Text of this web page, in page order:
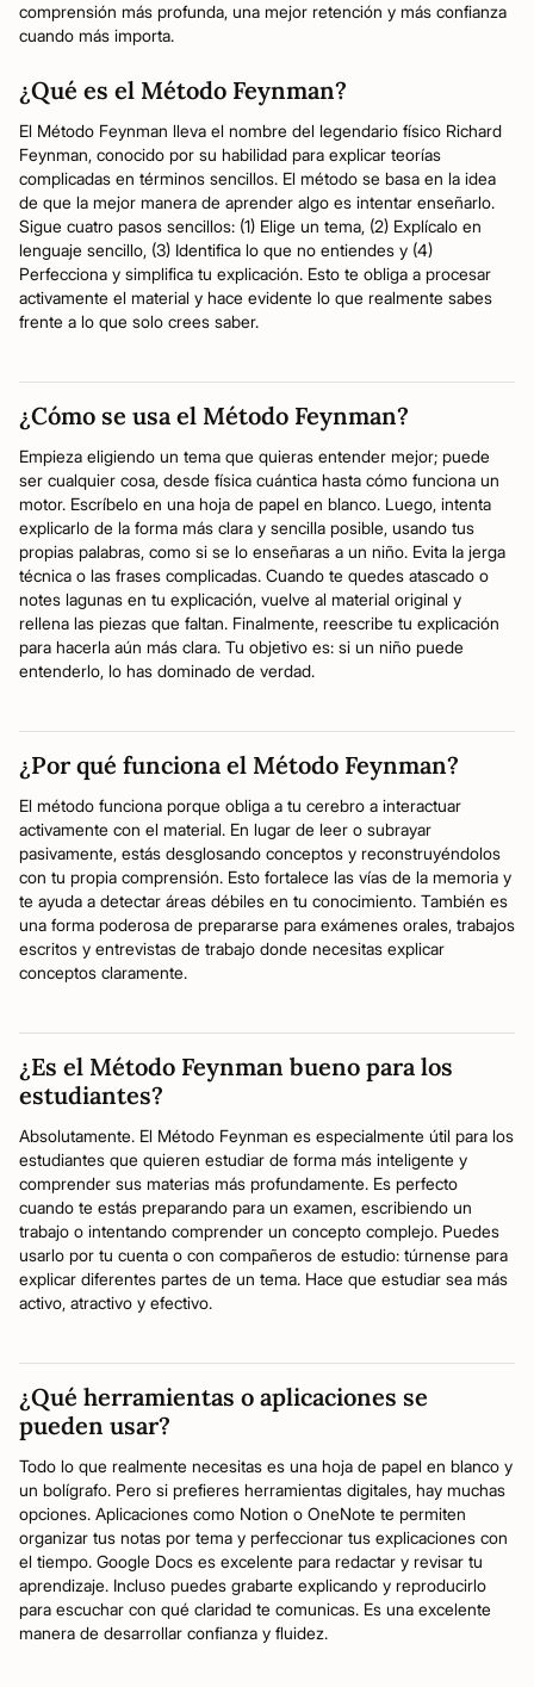
comprensión más profunda, una mejor retención y más confianza
cuando más importa.
¿Qué es el Método Feynman?
El Método Feynman lleva el nombre del legendario físico Richard
Feynman, conocido por su habilidad para explicar teorías
complicadas en términos sencillos. El método se basa en la idea
de que la mejor manera de aprender algo es intentar enseñarlo.
Sigue cuatro pasos sencillos: (1) Elige un tema, (2) Explícalo en
lenguaje sencillo, (3) Identifica lo que no entiendes y (4)
Perfecciona y simplifica tu explicación. Esto te obliga a procesar
activamente el material y hace evidente lo que realmente sabes
frente a lo que solo crees saber.
¿Cómo se usa el Método Feynman?
Empieza eligiendo un tema que quieras entender mejor; puede
ser cualquier cosa, desde física cuántica hasta cómo funciona un
motor. Escríbelo en una hoja de papel en blanco. Luego, intenta
explicarlo de la forma más clara y sencilla posible, usando tus
propias palabras, como si se lo enseñaras a un niño. Evita la jerga
técnica o las frases complicadas. Cuando te quedes atascado o
notes lagunas en tu explicación, vuelve al material original y
rellena las piezas que faltan. Finalmente, reescribe tu explicación
para hacerla aún más clara. Tu objetivo es: si un niño puede
entenderlo, lo has dominado de verdad.
¿Por qué funciona el Método Feynman?
El método funciona porque obliga a tu cerebro a interactuar
activamente con el material. En lugar de leer o subrayar
pasivamente, estás desglosando conceptos y reconstruyéndolos
con tu propia comprensión. Esto fortalece las vías de la memoria y
te ayuda a detectar áreas débiles en tu conocimiento. También es
una forma poderosa de prepararse para exámenes orales, trabajos
escritos y entrevistas de trabajo donde necesitas explicar
conceptos claramente.
¿Es el Método Feynman bueno para los
estudiantes?
Absolutamente. El Método Feynman es especialmente útil para los
estudiantes que quieren estudiar de forma más inteligente y
comprender sus materias más profundamente. Es perfecto
cuando te estás preparando para un examen, escribiendo un
trabajo o intentando comprender un concepto complejo. Puedes
usarlo por tu cuenta o con compañeros de estudio: túrnense para
explicar diferentes partes de un tema. Hace que estudiar sea más
activo, atractivo y efectivo.
¿Qué herramientas o aplicaciones se
pueden usar?
Todo lo que realmente necesitas es una hoja de papel en blanco y
un bolígrafo. Pero si prefieres herramientas digitales, hay muchas
opciones. Aplicaciones como Notion o OneNote te permiten
organizar tus notas por tema y perfeccionar tus explicaciones con
el tiempo. Google Docs es excelente para redactar y revisar tu
aprendizaje. Incluso puedes grabarte explicando y reproducirlo
para escuchar con qué claridad te comunicas. Es una excelente
manera de desarrollar confianza y fluidez.